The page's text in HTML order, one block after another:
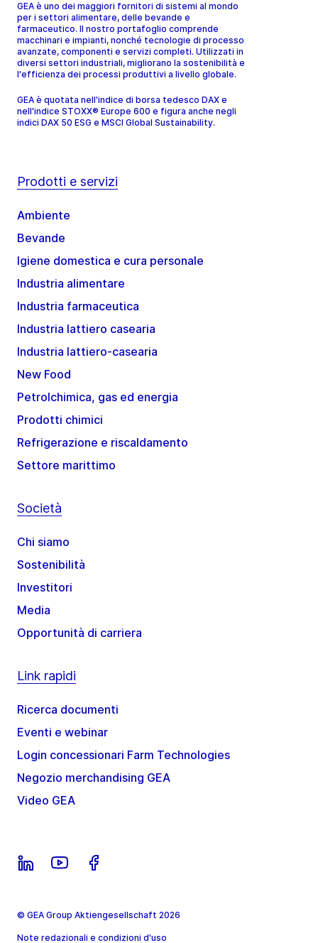
GEA è uno dei maggiori fornitori di sistemi al mondo
per i settori alimentare, delle bevande e
farmaceutico. Il nostro portafoglio comprende
macchinari e impianti, nonché tecnologie di processo
avanzate, componenti e servizi completi. Utilizzati in
diversi settori industriali, migliorano la sostenibilità e
l'efficienza dei processi produttivi a livello globale.
GEA è quotata nell'indice di borsa tedesco DAX e
nell'indice STOXX® Europe 600 e figura anche negli
indici DAX 50 ESG e MSCI Global Sustainability.
Prodotti e servizi
Ambiente
Bevande
Igiene domestica e cura personale
Industria alimentare
Industria farmaceutica
Industria lattiero casearia
Industria lattiero-casearia
New Food
Petrolchimica, gas ed energia
Prodotti chimici
Refrigerazione e riscaldamento
Settore marittimo
Società
Chi siamo
Sostenibilità
Investitori
Media
Opportunità di carriera
Link rapidi
Ricerca documenti
Eventi e webinar
Login concessionari Farm Technologies
Negozio merchandising GEA
Video GEA
© GEA Group Aktiengesellschaft 2026
Note redazionali e condizioni d'uso